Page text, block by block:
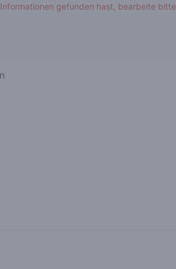
gefunden hast, bearbeite bitte